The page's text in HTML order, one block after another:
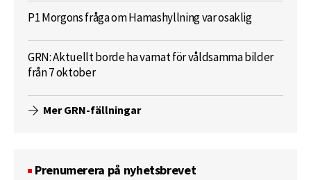
P1 Morgons fråga om Hamashyllning var osaklig
GRN: Aktuellt borde ha varnat för våldsamma bilder
från 7 oktober
Mer GRN-fällningar
Prenumerera på nyhetsbrevet